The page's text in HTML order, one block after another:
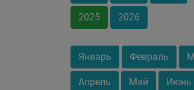
2025 2026
Январь Февраль
Апрель Май Июнь